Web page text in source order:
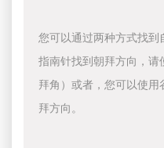
您可以通过两种方式找
指南针找到朝拜方向，
拜角）或者，您可以使
拜方向。